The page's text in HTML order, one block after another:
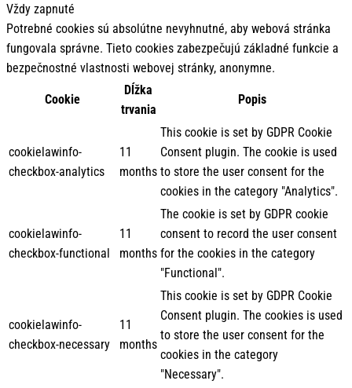
Vždy zapnuté
Potrebné cookies sú absolútne nevyhnutné, aby webová stránka
fungovala správne. Tieto cookies zabezpečujú základné funkcie a
bezpečnostné vlastnosti webovej stránky, anonymne.
Cookie
Dĺžka
trvania
Popis
cookielawinfo-
checkbox-analytics
11
months
This cookie is set by GDPR Cookie
Consent plugin. The cookie is used
to store the user consent for the
cookies in the category "Analytics".
cookielawinfo-
checkbox-functional
11
months
The cookie is set by GDPR cookie
consent to record the user consent
for the cookies in the category
"Functional".
cookielawinfo-
checkbox-necessary
11
months
This cookie is set by GDPR Cookie
Consent plugin. The cookies is used
to store the user consent for the
cookies in the category
"Necessary".